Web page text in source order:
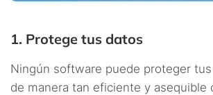
1. Protege tus datos
Ningún software puede proteger
de manera tan eficiente y asequible